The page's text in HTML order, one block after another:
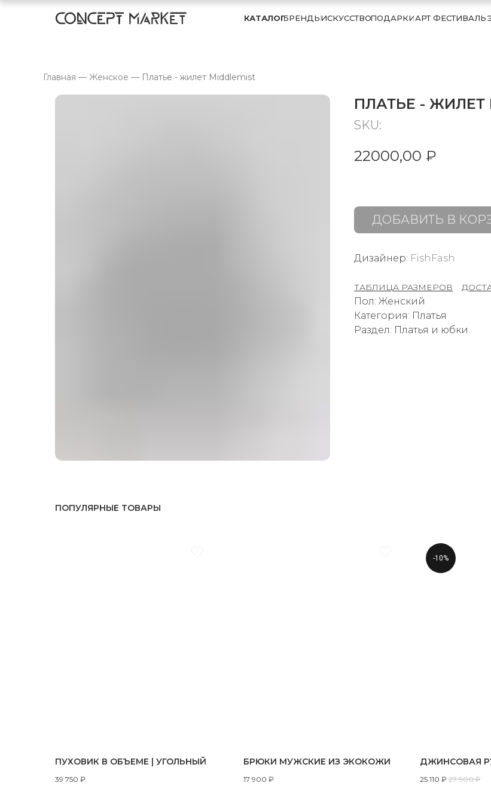
КАТАЛОГБРЕНДЫИСКУССТВОПОДАРКИАРТ ФЕСТИВАЛЬ
Главная — Женское — Платье - жилет Middlemist
ПЛАТЬЕ - ЖИЛЕТ
SKU:
22000,00 ₽
ДОБАВИТЬ В
Дизайнер: FishFash
ТАБЛИЦА РАЗМЕРОВ
Пол: Женский
Категория: Платья
Раздел: Платья и юбки
ПОПУЛЯРНЫЕ ТОВАРЫ
ПУХОВИК В ОБЪЕМЕ | УГОЛЬНЫЙ
39 750 ₽
БРЮКИ МУЖСКИЕ ИЗ ЭКОКОЖИ
17 900 ₽
-10%
ДЖИНСОВАЯ
25 110 ₽ 27 900 ₽